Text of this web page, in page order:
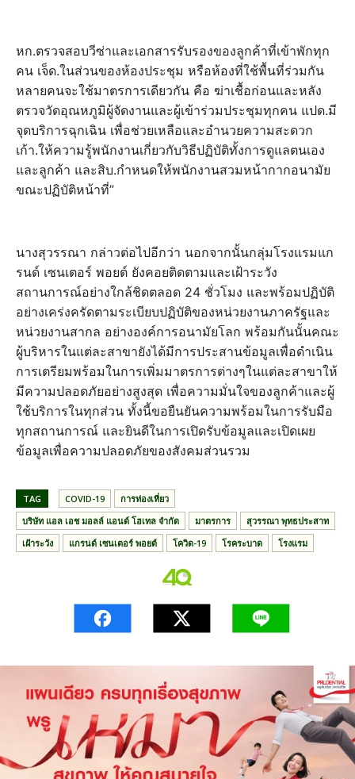
หก.ตรวจสอบวีซ่าและเอกสารรับรองของลูกค้าที่เข้าพักทุก
คน เจ็ด.ในส่วนของห้องประชุม หรือห้องที่ใช้พื้นที่ร่วมกัน
หลายคนจะใช้มาตรการเดียวกัน คือ ฆ่าเชื้อก่อนและหลัง
ตรวจวัดอุณหภูมิผู้จัดงานและผู้เข้าร่วมประชุมทุกคน แปด.มี
จุดบริการฉุกเฉิน เพื่อช่วยเหลือและอำนวยความสะดวก
เก้า.ให้ความรู้พนักงานเกี่ยวกับวิธีปฏิบัติทั้งการดูแลตนเอง
และลูกค้า และสิบ.กำหนดให้พนักงานสวมหน้ากากอนามัย
ขณะปฏิบัติหน้าที่”
นางสุวรรณา กล่าวต่อไปอีกว่า นอกจากนั้นกลุ่มโรงแรมแก
รนด์ เซนเตอร์ พอยต์ ยังคอยติดตามและเฝ้าระวัง
สถานการณ์อย่างใกล้ชิดตลอด 24 ชั่วโมง และพร้อมปฏิบัติ
อย่างเคร่งครัดตามระเบียบปฏิบัติของหน่วยงานภาครัฐและ
หน่วยงานสากล อย่างองค์การอนามัยโลก พร้อมกันนั้นคณะ
ผู้บริหารในแต่ละสาขายังได้มีการประสานข้อมูลเพื่อดำเนิน
การเตรียมพร้อมในการเพิ่มมาตรการต่างๆในแต่ละสาขาให้
มีความปลอดภัยอย่างสูงสุด เพื่อความมั่นใจของลูกค้าและผู้
ใช้บริการในทุกส่วน ทั้งนี้ขอยืนยันความพร้อมในการรับมือ
ทุกสถานการณ์ และยินดีในการเปิดรับข้อมูลและเปิดเผย
ข้อมูลเพื่อความปลอดภัยของสังคมส่วนรวม
TAG COVID-19
การท่องเที่ยว
บริษัท แอล เอช มอลล์ แอนด์ โฮเทล จำกัด
มาตรการ
สุวรรณา พุทธประสาท
เฝ้าระวัง
แกรนด์ เซนเตอร์ พอยต์ โควิด-19 โรคระบาด โรงแรม